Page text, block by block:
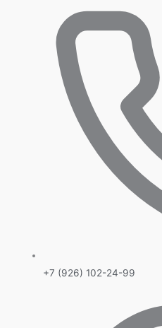
+7 (926) 102-24-99